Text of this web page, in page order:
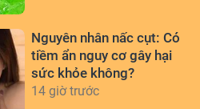
Nguyên nhân nấc cụt: Có
tiềm ẩn nguy cơ gây hại
sức khỏe không?
14 giờ trước